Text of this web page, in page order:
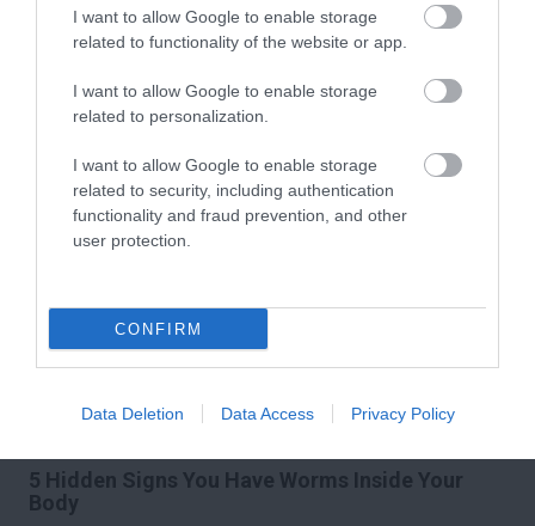
I want to allow Google to enable storage
related to functionality of the website or app.
I want to allow Google to enable storage
related to personalization.
I want to allow Google to enable storage
related to security, including authentication
functionality and fraud prevention, and other
user protection.
CONFIRM
Data Deletion Data Access Privacy Policy
Cause Parasites
386 99 302
11 h 37 min
5 Hidden Signs You Have Worms Inside Your
Body